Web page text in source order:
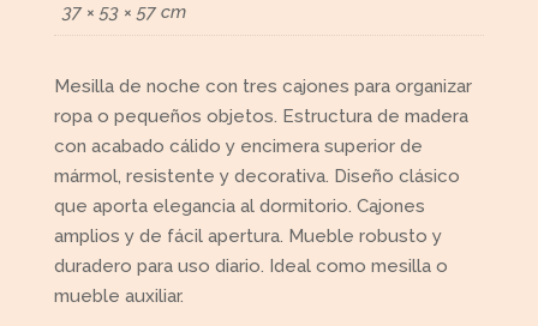
37 × 53 × 57 cm
Mesilla de noche con tres cajones para organizar
ropa o pequeños objetos. Estructura de madera
con acabado cálido y encimera superior de
mármol, resistente y decorativa. Diseño clásico
que aporta elegancia al dormitorio. Cajones
amplios y de fácil apertura. Mueble robusto y
duradero para uso diario. Ideal como mesilla o
mueble auxiliar.